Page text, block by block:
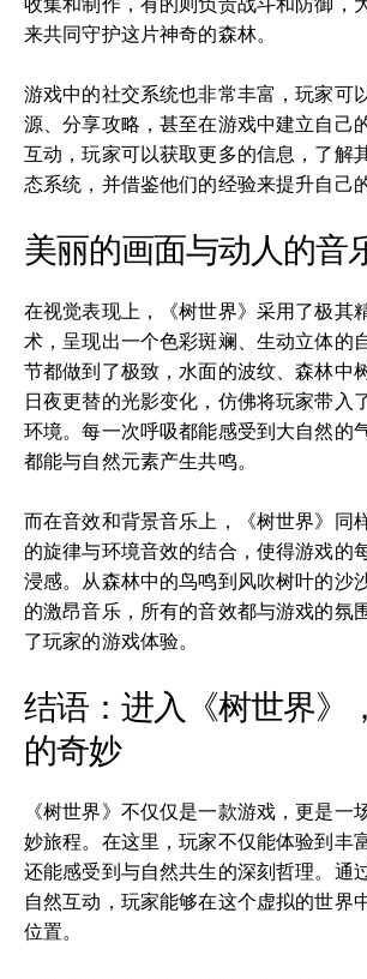
来共同守护这片神奇的森林。
游戏中的社交系统也非常丰富，玩家可
源、分享攻略，甚至在游戏中建立自己
互动，玩家可以获取更多的信息，了解
态系统，并借鉴他们的经验来提升自己
美丽的画面与动人的音
在视觉表现上，《树世界》采用了极其
术，呈现出一个色彩斑斓、生动立体的
节都做到了极致，水面的波纹、森林中
日夜更替的光影变化，仿佛将玩家带入
环境。每一次呼吸都能感受到大自然的
都能与自然元素产生共鸣。
而在音效和背景音乐上，《树世界》同
的旋律与环境音效的结合，使得游戏的
浸感。从森林中的鸟鸣到风吹树叶的沙
的激昂音乐，所有的音效都与游戏的氛
了玩家的游戏体验。
结语：进入《树世界》
的奇妙
《树世界》不仅仅是一款游戏，更是一
妙旅程。在这里，玩家不仅能体验到丰
还能感受到与自然共生的深刻哲理。通
自然互动，玩家能够在这个虚拟的世界
位置。